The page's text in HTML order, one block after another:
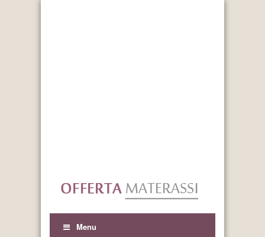
Menu